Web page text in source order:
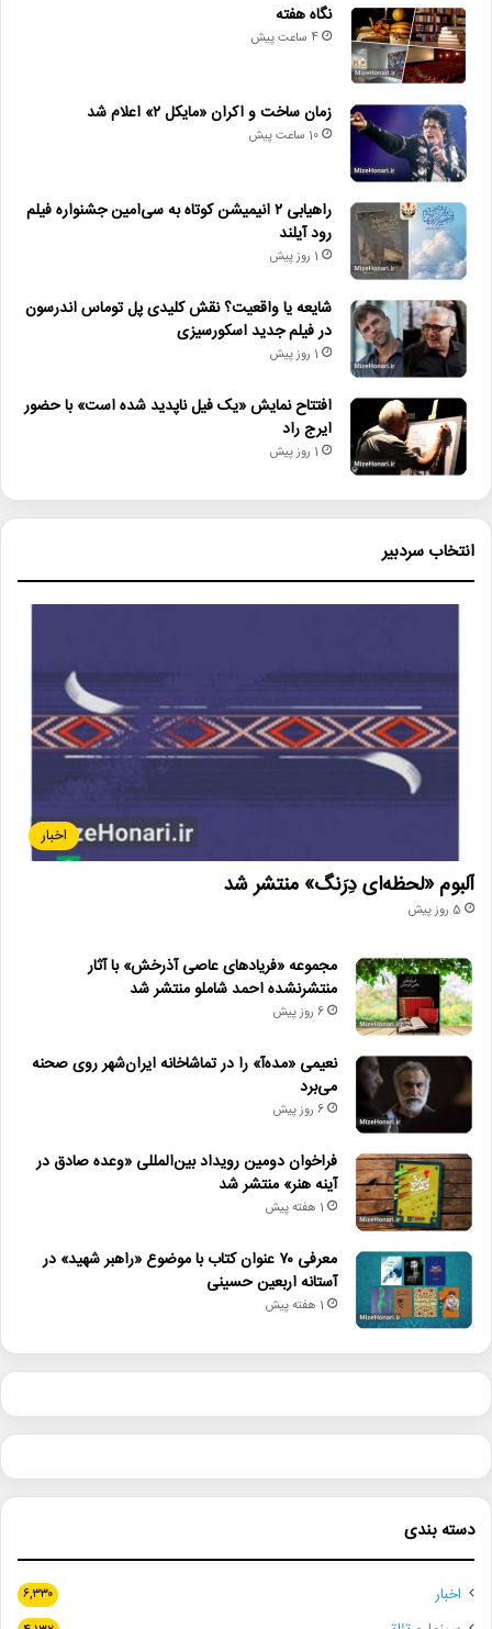
نگاه هفته
4 ساعت پیش
زمان ساخت و اکران «مایکل ۲» اعلام شد
10 ساعت پیش
راهیابی ۲ انیمیشن کوتاه به سی‌امین جشنواره فیلم
رود آیلند
1 روز پیش
شایعه یا واقعیت؟ نقش کلیدی پل توماس اندرسون
در فیلم جدید اسکورسیزی
1 روز پیش
افتتاح نمایش «یک فیل ناپدید شده است» با حضور
ایرج راد
1 روز پیش
انتخاب سردبیر
اخبار
آلبوم «لحظه‌ای دِرَنگ» منتشر شد
5 روز پیش
مجموعه «فریادهای عاصی آذرخش» با آثار
منتشرنشده احمد شاملو منتشر شد
6 روز پیش
نعیمی «مده‌آ» را در تماشاخانه ایران‌شهر روی صحنه
می‌برد
6 روز پیش
فراخوان دومین رویداد بین‌المللی «وعده صادق در
آینه هنر» منتشر شد
1 هفته پیش
معرفی ۷۰ عنوان کتاب با موضوع «راهبر شهید» در
آستانه اربعین حسینی
1 هفته پیش
دسته بندی
اخبار ۶,۳۳۰